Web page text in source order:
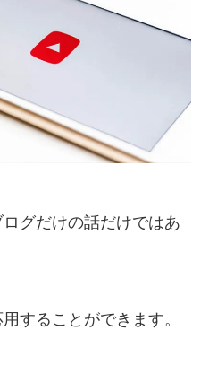
グだけの話だけではあ
することができます。